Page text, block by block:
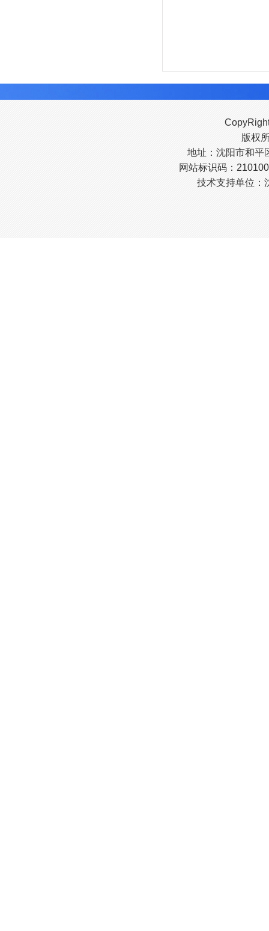
版权
地址：沈阳市和平
网站标识码：
技术支持单位：